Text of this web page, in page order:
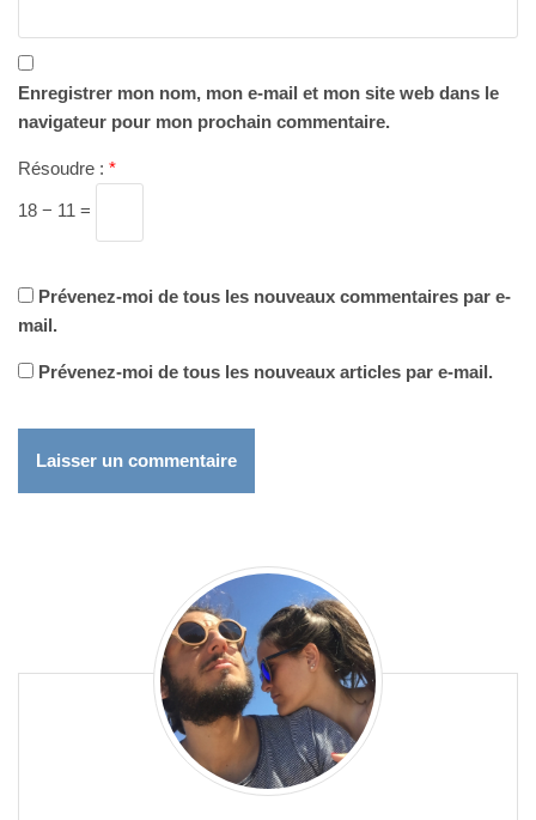
Enregistrer mon nom, mon e-mail et mon site web dans le
navigateur pour mon prochain commentaire.
Résoudre : *
18 − 11 =
Prévenez-moi de tous les nouveaux commentaires par e-
mail.
Prévenez-moi de tous les nouveaux articles par e-mail.